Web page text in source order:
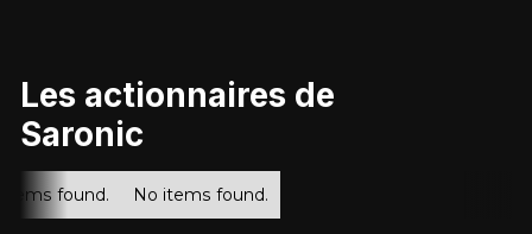
Les actionnaires de
Saronic
found. No items found.